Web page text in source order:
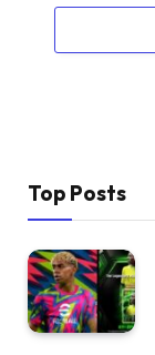
Top Posts